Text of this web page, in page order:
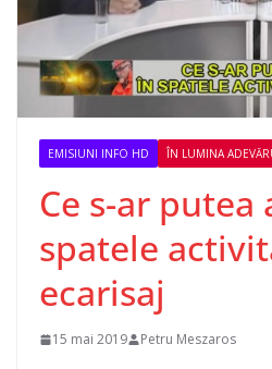
EMISIUNI INFO HD ÎN LUMINA
Ce s-ar putea
spatele
ecarisaj
15 mai 2019 Petru Meszaros